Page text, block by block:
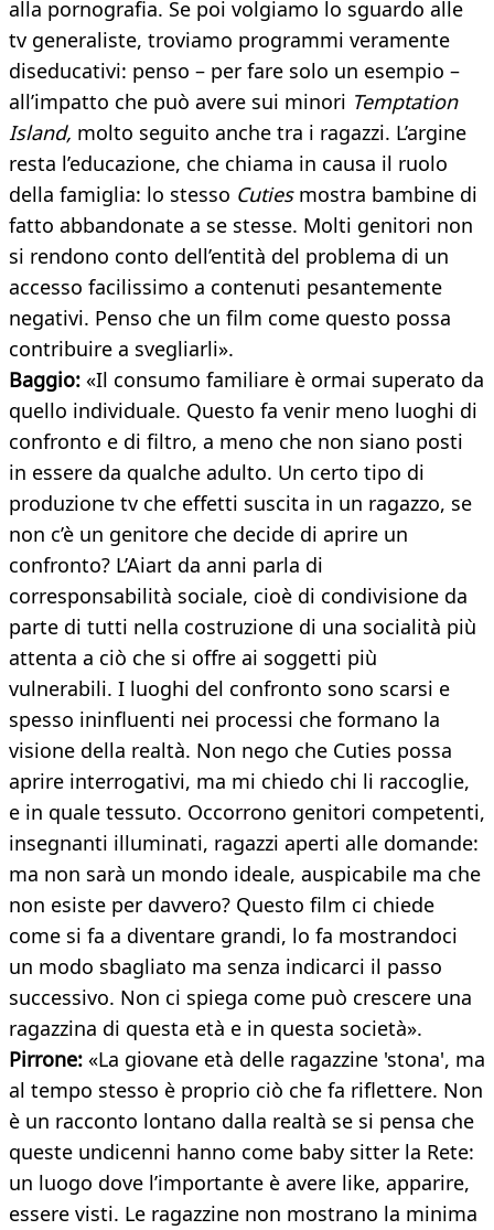
alla pornografia. Se poi volgiamo lo sguardo alle
tv generaliste, troviamo programmi veramente
diseducativi: penso – per fare solo un esempio –
all’impatto che può avere sui minori Temptation
Island, molto seguito anche tra i ragazzi. L’argine
resta l’educazione, che chiama in causa il ruolo
della famiglia: lo stesso Cutiesmostra bambine di
fatto abbandonate a se stesse. Molti genitori non
si rendono conto dell’entità del problema di un
accesso facilissimo a contenuti pesantemente
negativi. Penso che un film come questo possa
contribuire a svegliarli».
Baggio: «Il consumo familiare è ormai superato da
quello individuale. Questo fa venir meno luoghi di
confronto e di filtro, a meno che non siano posti
in essere da qualche adulto. Un certo tipo di
produzione tv che effetti suscita in un ragazzo, se
non c’è un genitore che decide di aprire un
confronto? L’Aiart da anni parla di
corresponsabilità sociale, cioè di condivisione da
parte di tutti nella costruzione di una socialità più
attenta a ciò che si offre ai soggetti più
vulnerabili. I luoghi del confronto sono scarsi e
spesso ininfluenti nei processi che formano la
visione della realtà. Non nego che Cuties possa
aprire interrogativi, ma mi chiedo chi li raccoglie,
e in quale tessuto. Occorrono genitori competenti,
insegnanti illuminati, ragazzi aperti alle domande:
ma non sarà un mondo ideale, auspicabile ma che
non esiste per davvero? Questo film ci chiede
come si fa a diventare grandi, lo fa mostrandoci
un modo sbagliato ma senza indicarci il passo
successivo. Non ci spiega come può crescere una
ragazzina di questa età e in questa società».
Pirrone: «La giovane età delle ragazzine 'stona', ma
al tempo stesso è proprio ciò che fa riflettere. Non
è un racconto lontano dalla realtà se si pensa che
queste undicenni hanno come baby sitter la Rete:
un luogo dove l’importante è avere like, apparire,
essere visti. Le ragazzine non mostrano la minima